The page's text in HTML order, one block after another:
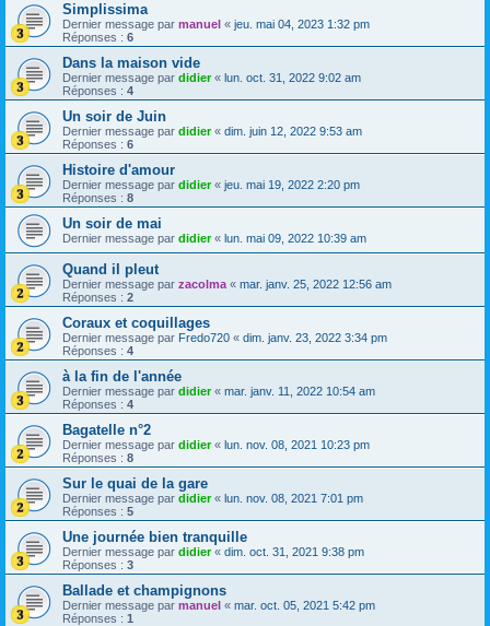
Simplissima
Dernier message par manuel « jeu. mai 04, 2023 1:32 pm
Réponses : 6
Dans la maison vide
Dernier message par didier« lun. oct. 31, 2022 9:02 am
Réponses : 4
Un soir de Juin
Dernier message par didier« dim. juin 12, 2022 9:53 am
Réponses : 6
Histoire d'amour
Dernier message par didier« jeu. mai 19, 2022 2:20 pm
Réponses : 8
Un soir de mai
Dernier message par didier« lun. mai 09, 2022 10:39 am
Quand il pleut
Dernier message par zacolma « mar. janv. 25, 2022 12:56 am
Réponses : 2
Coraux et coquillages
Dernier message par Fredo720 « dim. janv. 23, 2022 3:34 pm
Réponses : 4
à la fin de l'année
Dernier message par didier« mar. janv. 11, 2022 10:54 am
Réponses : 4
Bagatelle n°2
Dernier message par didier« lun. nov. 08, 2021 10:23 pm
Réponses : 8
Sur le quai de la gare
Dernier message par didier« lun. nov. 08, 2021 7:01 pm
Réponses : 5
Une journée bien tranquille
Dernier message par didier« dim. oct. 31, 2021 9:38 pm
Réponses : 3
Ballade et champignons
Dernier message par manuel « mar. oct. 05, 2021 5:42 pm
Réponses : 1